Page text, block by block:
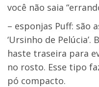
você não saia
– esponjas Puff: são
‘Ursinho de Pelúcia’.
haste traseira para
no rosto. Esse tipo
pó compacto.